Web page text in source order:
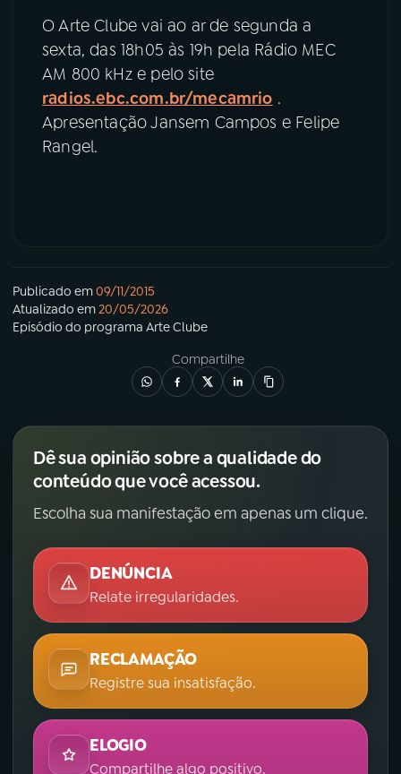
O Arte Clube vai ao ar de segunda a
sexta, das 18h05 às 19h pela Rádio MEC
AM 800 kHz e pelo site
radios.ebc.com.br/mecamrio .
Apresentação Jansem Campos e Felipe
Rangel.
Publicado em09/11/2015
Atualizado em20/05/2026
Episódio do programa Arte Clube
Compartilhe
Dê sua opinião sobre a qualidade do
conteúdo que você acessou.
Escolha sua manifestação em apenas um clique.
DENÚNCIA
Relate irregularidades.
RECLAMAÇÃO
Registre sua insatisfação.
ELOGIO
Compartilhe algo positivo.